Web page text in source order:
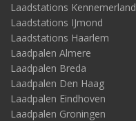
Laadstations Kennemerland
Laadstations IJmond
Laadstations Haarlem
Laadpalen Almere
Laadpalen Breda
Laadpalen Den Haag
Laadpalen Eindhoven
Laadpalen Groningen